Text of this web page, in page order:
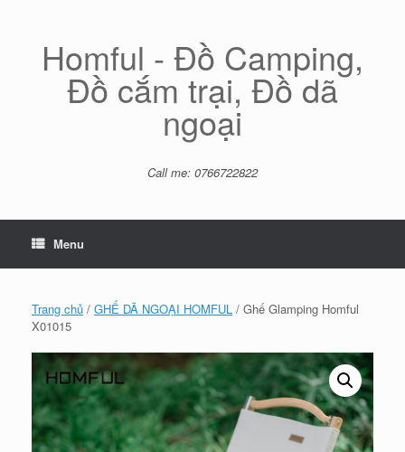
Homful - Đồ Camping,
Đồ cắm trại, Đồ dã
ngoại
Call me: 0766722822
Menu
Trang chủ / GHẾ DÃ NGOẠI HOMFUL / Ghế Glamping Homful
X01015